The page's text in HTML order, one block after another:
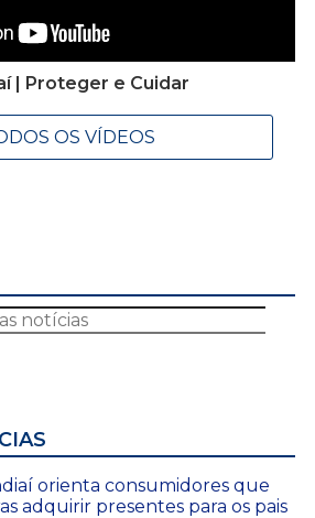
| Proteger e Cuidar
OS VÍDEOS
orienta consumidores que
adquirir presentes para os pais